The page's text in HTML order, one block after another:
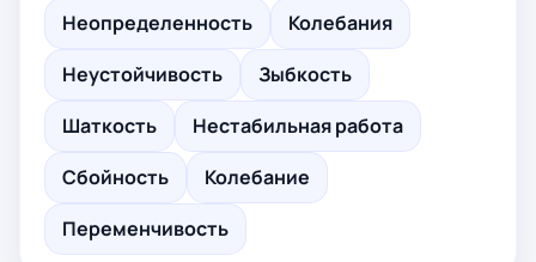
Неопределенность
Колебания
Неустойчивость
Зыбкость
Шаткость
Нестабильная работа
Сбойность
Колебание
Переменчивость